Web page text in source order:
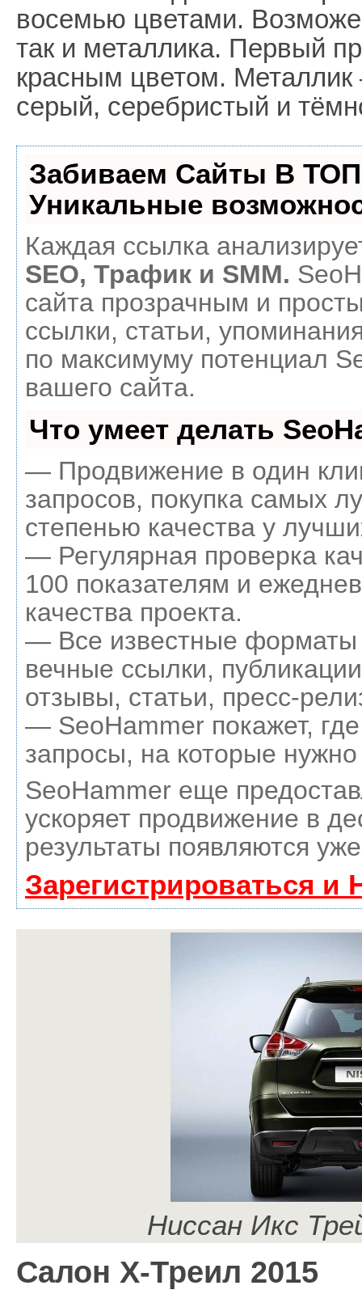
восемью цветами.
так и металлика. Первый
красным цветом.
серый, серебристый и
Забиваем Сайты В
Уникальные
Каждая ссылка
SEO, Трафик и SMM.
сайта прозрачным и
ссылки, статьи,
по максимуму потенциал
вашего сайта.
Что умеет делать
— Продвижение в один
запросов, покупка самых
степенью качества у
— Регулярная проверка
100 показателям и
качества проекта.
— Все известные форматы
вечные ссылки,
отзывы, статьи, пресс-
— SeoHammer покажет,
запросы, на которые
SeoHammer еще
ускоряет продвижение в
результаты появляются
Зарегистрироваться и
Ниссан Икс
Салон X-Треил 2015